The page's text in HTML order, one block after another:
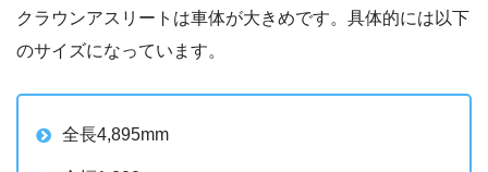
クラウンアスリートは車体が大きめです。具体的には以下
のサイズになっています。
全長4,895mm